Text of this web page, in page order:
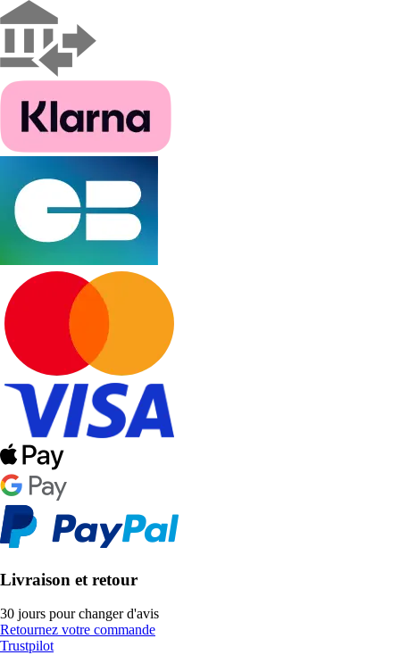
Livraison et retour
30 jours pour changer d'avis
Retournez votre commande
Trustpilot